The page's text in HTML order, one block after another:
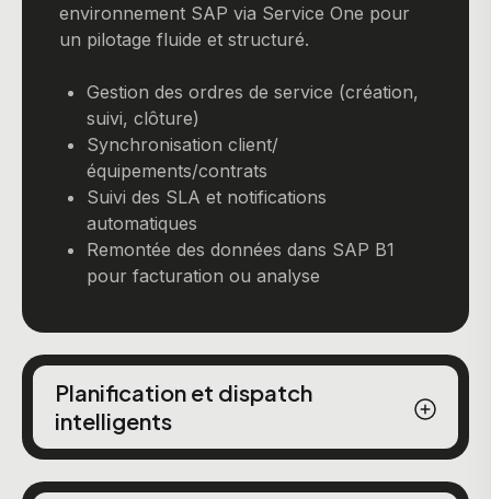
environnement SAP via Service One pour
un pilotage fluide et structuré.
Gestion des ordres de service (création,
suivi, clôture)
Synchronisation client/
équipements/contrats
Suivi des SLA et notifications
automatiques
Remontée des données dans SAP B1
pour facturation ou analyse
Planification et dispatch
intelligents